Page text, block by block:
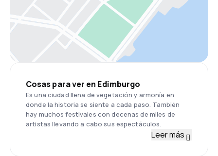
Cosas para ver en Edimburgo
Es una ciudad llena de vegetación y armonía en
donde la historia se siente a cada paso. También
hay muchos festivales con decenas de miles de
artistas llevando a cabo sus espectáculos.
Leer más